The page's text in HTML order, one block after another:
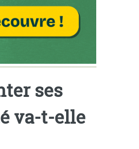
ses
va-t-elle